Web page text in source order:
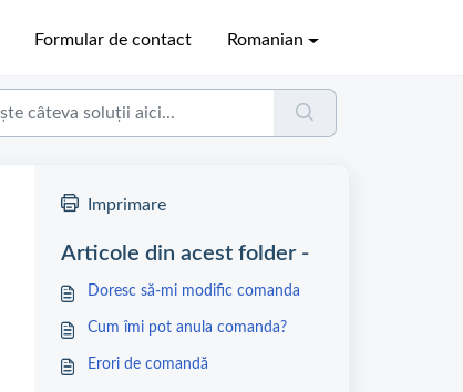
Formular de contact Romanian
Imprimare
Articole din acest folder -
Doresc să-mi modific comanda
Cum îmi pot anula comanda?
Erori de comandă